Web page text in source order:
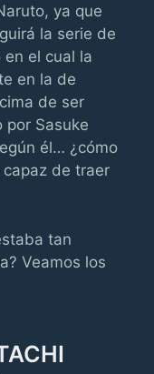
ya que
la serie de
el cual la
en la de
de ser
por Sasuke
él… ¿cómo
de traer
tan
Veamos los